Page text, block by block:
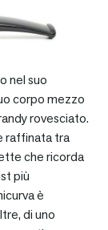
nel suo
corpo mezzo
rovesciato.
raffinata tra
che ricorda
più
è
di uno